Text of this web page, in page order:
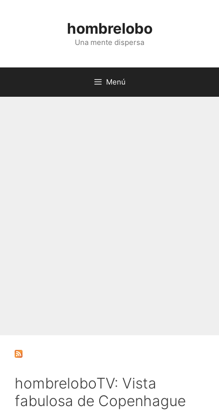
hombrelobo
Una mente dispersa
Menú
hombreloboTV: Vista
fabulosa de Copenhague